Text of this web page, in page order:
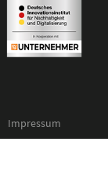
Impressum